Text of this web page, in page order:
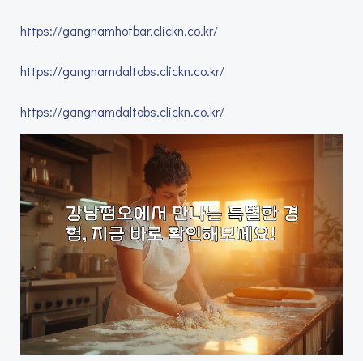
https://gangnamhotbar.clickn.co.kr/
https://gangnamdaltobs.clickn.co.kr/
https://gangnamdaltobs.clickn.co.kr/